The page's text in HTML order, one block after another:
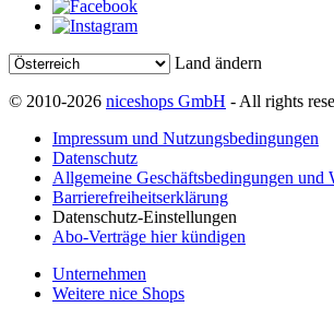
Land ändern
© 2010-2026 niceshops GmbH - All rights
Impressum und Nutzungsbedingungen
Datenschutz
Allgemeine Geschäftsbedingungen und
Barrierefreiheitserklärung
Datenschutz-Einstellungen
Abo-Verträge hier kündigen
Unternehmen
Weitere nice Shops